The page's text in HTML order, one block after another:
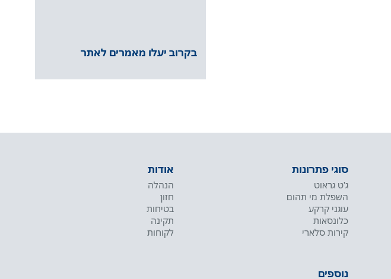
בקרוב יעלו מאמרים לאתר
סוגי פתרונות
ג'ט גראוט
השפלת מי תהום
עוגני קרקע
כלונסאות
קירות סלארי
אודות
הנהלה
חזון
בטיחות
תקינה
לקוחות
נוספים